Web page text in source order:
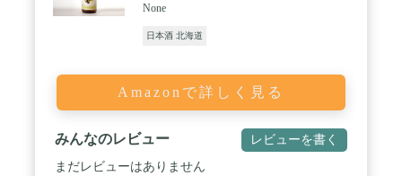
None
日本酒 北海道
Amazonで詳しく見る
みんなのレビュー レビューを書く
まだレビューはありません